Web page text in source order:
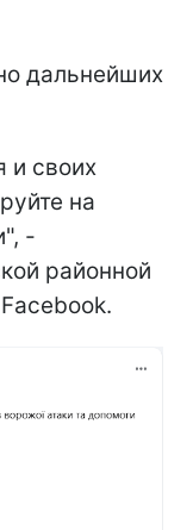
дальнейших
и своих
на
-
районной